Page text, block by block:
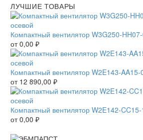
ЛУЧШИЕ ТОВАРЫ
Компактный вентилятор W3G250-
от0,00 ₽
Компактный вентилятор W2E143-
от 12 890,00 ₽
Компактный вентилятор W2E142-
от0,00 ₽